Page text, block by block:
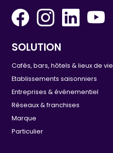
SOLUTION
Cafés, bars, hôtels & lieux de vie
Etablissements saisonniers
Entreprises & événementiel
Réseaux & franchises
Marque
Particulier